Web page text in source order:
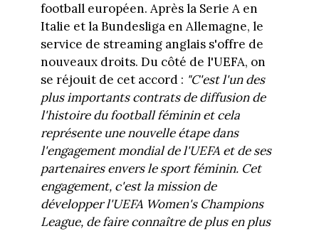
football européen. Après la Serie A en
Italie et la Bundesliga en Allemagne, le
service de streaming anglais s'offre de
nouveaux droits. Du côté de l'UEFA, on
se réjouit de cet accord : "C'est l'un des
plus importants contrats de diffusion de
l'histoire du football féminin et cela
représente une nouvelle étape dans
l'engagement mondial de l'UEFA et de ses
partenaires envers le sport féminin. Cet
engagement, c'est la mission de
développer l'UEFA Women's Champions
League, de faire connaître de plus en plus